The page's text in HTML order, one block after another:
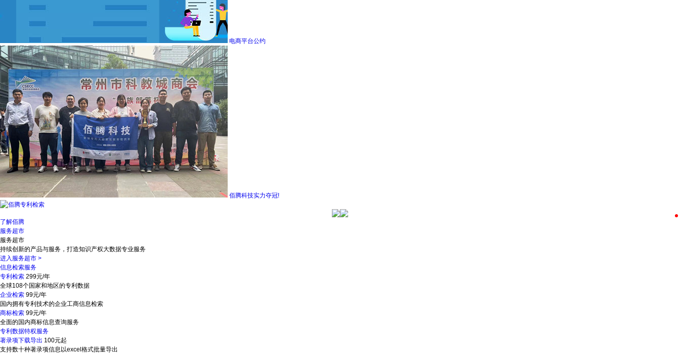
电商平台公约
佰腾科技实力夺冠!
了解佰腾
服务超市
服务超市
持续创新的产品与服务，打造知识产权大数据专业服务
进入服务超市 >
信息检索服务
专利检索 299元/年
全球108个国家和地区的专利数据
企业检索 99元/年
国内拥有专利技术的企业工商信息检索
商标检索 99元/年
全面的国内商标信息查询服务
专利数据特权服务
著录项下载导出 100元起
支持数十种著录项信息以excel格式批量导出